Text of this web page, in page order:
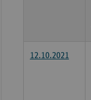
12.10.2021